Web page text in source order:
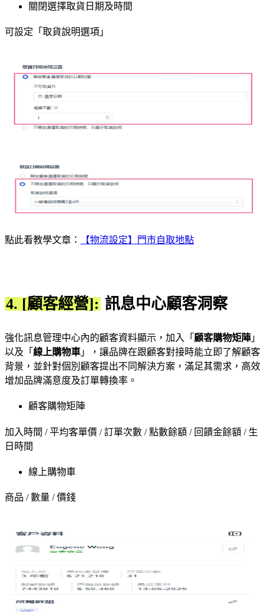
關閉選擇取貨日期及時間
可設定「取貨說明選項」
點此看教學文章： 【物流設定】門市自取地點
4. [顧客經營]: 訊息中心顧客洞察
強化訊息管理中心內的顧客資料顯示，加入「 顧客購物矩陣 」
以及「 線上購物車 」，讓品牌在跟顧客對接時能立即了解顧客
背景，並針對個別顧客提出不同解決方案，滿足其需求，高效
增加品牌滿意度及訂單轉換率。
顧客購物矩陣
加入時間 / 平均客單價 / 訂單次數 / 點數餘額 / 回饋金餘額 / 生
日時間
線上購物車
商品 / 數量 / 價錢